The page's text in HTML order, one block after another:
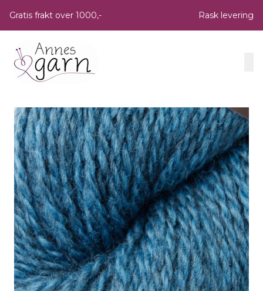
Gratis frakt over 1000,- Rask levering